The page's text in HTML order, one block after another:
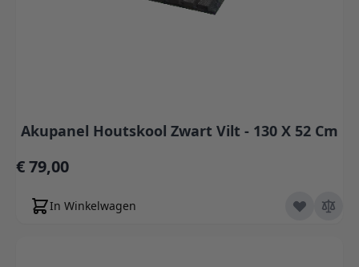
Akupanel Houtskool Zwart Vilt - 130 X 52 Cm
€ 79,00
In Winkelwagen